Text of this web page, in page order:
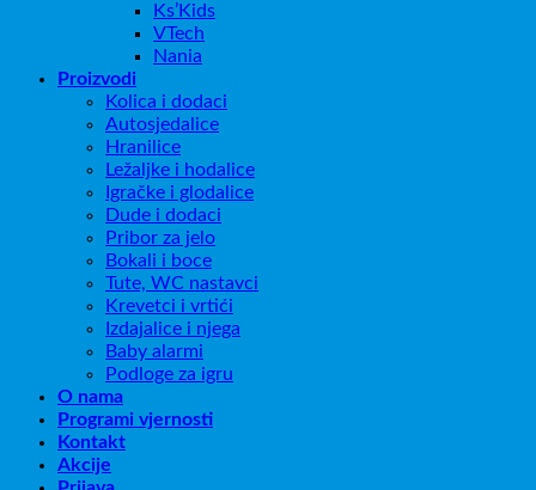
Ks’Kids
VTech
Nania
Proizvodi
Kolica i dodaci
Autosjedalice
Hranilice
Ležaljke i hodalice
Igračke i glodalice
Dude i dodaci
Pribor za jelo
Bokali i boce
Tute, WC nastavci
Krevetci i vrtići
Izdajalice i njega
Baby alarmi
Podloge za igru
O nama
Programi vjernosti
Kontakt
Akcije